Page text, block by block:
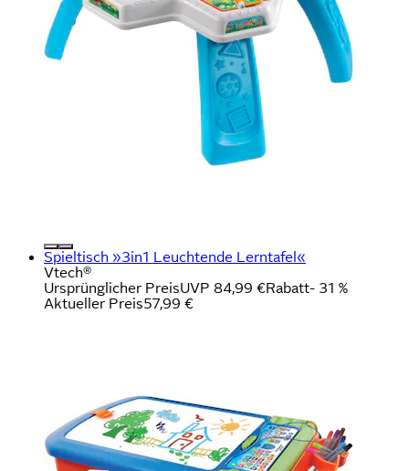
Spieltisch »3in1 Leuchtende Lerntafel«
Vtech®
Ursprünglicher PreisUVP 84,99 €Rabatt- 31 %
Aktueller Preis57,99 €